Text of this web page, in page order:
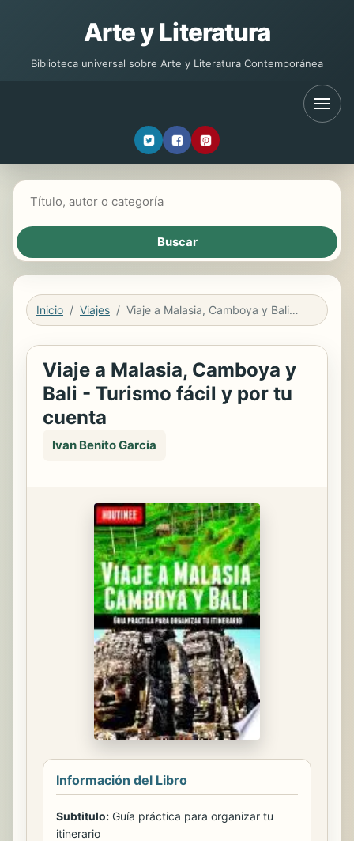
Arte y Literatura
Biblioteca universal sobre Arte y Literatura Contemporánea
Inicio Viajes Viaje a Malasia, Camboya y Bali - Turismo fácil y por tu cuenta
Viaje a Malasia, Camboya y
Bali - Turismo fácil y por tu
cuenta
Ivan Benito Garcia
Información del Libro
Subtitulo: Guía práctica para organizar tu
itinerario